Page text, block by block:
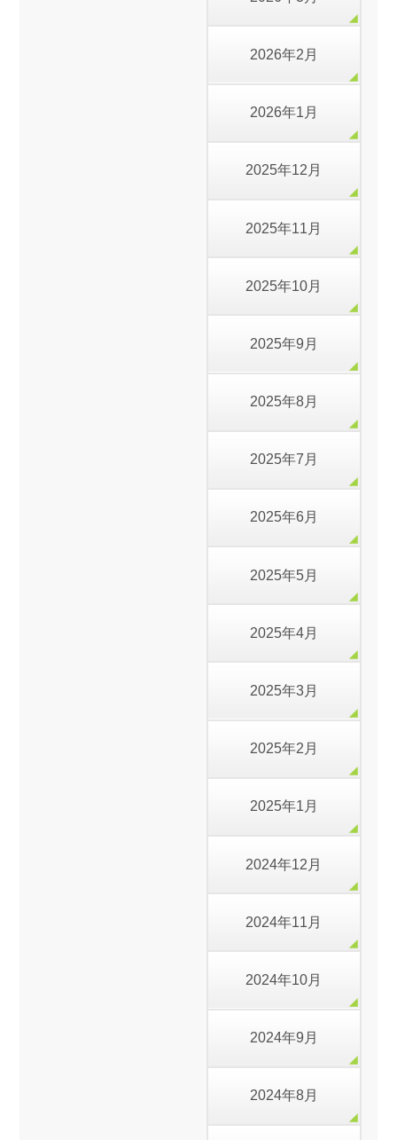
2026年2月
2026年1月
2025年12月
2025年11月
2025年10月
2025年9月
2025年8月
2025年7月
2025年6月
2025年5月
2025年4月
2025年3月
2025年2月
2025年1月
2024年12月
2024年11月
2024年10月
2024年9月
2024年8月